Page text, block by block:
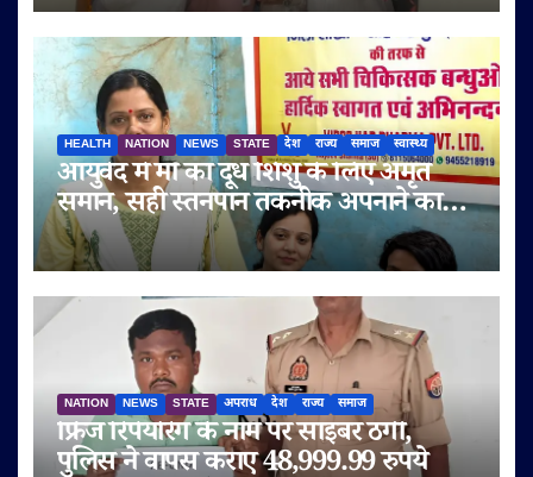
HEALTH NATION NEWS STATE देश राज्य समाज स्वास्थ्य
आयुर्वेद में माँ का दूध शिशु के लिए अमृत
समान, सही स्तनपान तकनीक अपनाने का
आह्वान
NATION NEWS STATE अपराध देश राज्य समाज
फ्रिज रिपेयरिंग के नाम पर साइबर ठगी,
पुलिस ने वापस कराए 48,999.99 रुपये